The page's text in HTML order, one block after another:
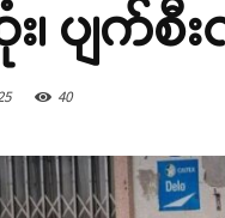
၊ ပျက်စီ
40